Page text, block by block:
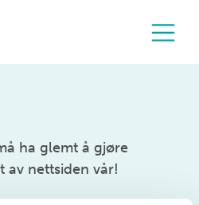
ha glemt å gjøre
av nettsiden vår!